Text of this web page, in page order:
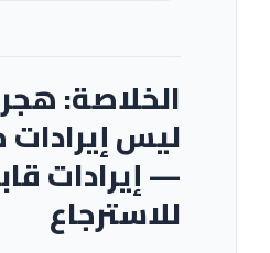
الخلاصة:
ليس
— إيرادات
للاسترجاع